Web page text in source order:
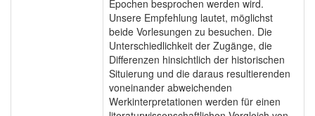
Epochen besprochen werden wird.
Unsere Empfehlung lautet, möglichst
beide Vorlesungen zu besuchen. Die
Unterschiedlichkeit der Zugänge, die
Differenzen hinsichtlich der historischen
Situierung und die daraus resultierenden
voneinander abweichenden
Werkinterpretationen werden für einen